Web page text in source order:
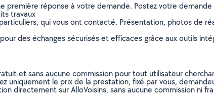
première réponse à votre demande. Postez votre
travaux
qui vous ont contacté. Présentation, photos de
des échanges sécurisés et efficaces grâce aux outils
et sans aucune commission pour tout utilisateur
uniquement le prix de la prestation, fixé par vous,
directement sur AlloVoisins, sans aucune commission ni